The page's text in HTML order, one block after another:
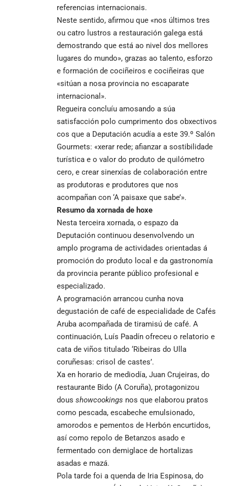
referencias internacionais.
Neste sentido, afirmou que «nos últimos tres
ou catro lustros a restauración galega está
demostrando que está ao nivel dos mellores
lugares do mundo», grazas ao talento, esforzo
e formación de cociñeiros e cociñeiras que
«sitúan a nosa provincia no escaparate
internacional».
Regueira concluíu amosando a súa
satisfacción polo cumprimento dos obxectivos
cos que a Deputación acudía a este 39.º Salón
Gourmets: «xerar rede; afianzar a sostibilidade
turística e o valor do produto de quilómetro
cero, e crear sinerxías de colaboración entre
as produtoras e produtores que nos
acompañan con ‘A paisaxe que sabe’».
Resumo da xornada de hoxe
Nesta terceira xornada, o espazo da
Deputación continuou desenvolvendo un
amplo programa de actividades orientadas á
promoción do produto local e da gastronomía
da provincia perante público profesional e
especializado.
A programación arrancou cunha nova
degustación de café de especialidade de Cafés
Aruba acompañada de tiramisú de café. A
continuación, Luís Paadín ofreceu o relatorio e
cata de viños titulado ‘Ribeiras do Ulla
coruñesas: crisol de castes’.
Xa en horario de mediodía, Juan Crujeiras, do
restaurante Bido (A Coruña), protagonizou
dous showcookings nos que elaborou pratos
como pescada, escabeche emulsionado,
amorodos e pementos de Herbón encurtidos,
así como repolo de Betanzos asado e
fermentado con demiglace de hortalizas
asadas e mazá.
Pola tarde foi a quenda de Iria Espinosa, do